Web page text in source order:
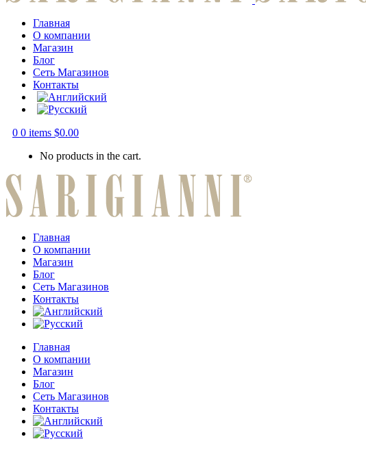
Главная
О компании
Магазин
Блог
Сеть Магазинов
Контакты
0 0 items $0.00
No products in the cart.
Главная
О компании
Магазин
Блог
Сеть Магазинов
Контакты
Главная
О компании
Магазин
Блог
Сеть Магазинов
Контакты